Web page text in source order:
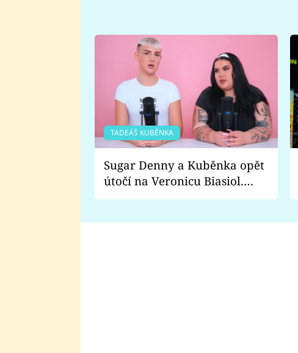
TADEÁŠ KUBĚNKA
Sugar Denny a Kuběnka opět
útočí na Veronicu Biasiol.
Proč je podle nich falešná a